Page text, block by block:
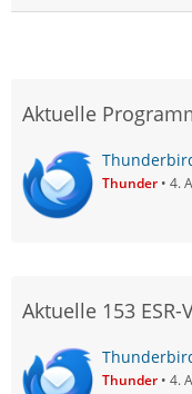
Aktuelle
Thunder 4.
Aktuelle 153 ESR-
Thunder 4.